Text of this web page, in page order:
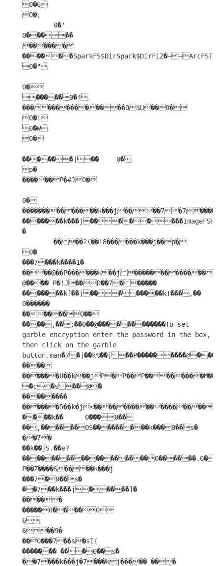
0�6
0�;
0�����
������
����
0�"
0�
�����0�4
��������������O$Џ��0�
0�!
0�W
0�
������|��	0�
p�
������P�#J0�
0�
��������������k���j����7
�
0�
���7���k����1�
����@��P������k��j��������������������kt��j�����������
@���� P�!J��D��7������
�������k[��j��������kT���,��
0������
������Q��
����,��;��0��@������������To set
garble encryption enter the password in the box,
then click on the garble
button.man�7�j��k%��j��P���������@�����������]��k��j�
����
�c�s��@�
��������
������5��k�j<��������������������������������#��k���ImageFSFix
����k��	0���0��
��,������0S���������k���0��s�
��7�
��k��jS.��e?
P��Z����S����k���j
���7�0��s�
��7��k���j�����]�
�����
�����0����0
6
6��9�
��0���7��s�sI{
������� ���0��s�
��7���k���j�7���kj����� ���